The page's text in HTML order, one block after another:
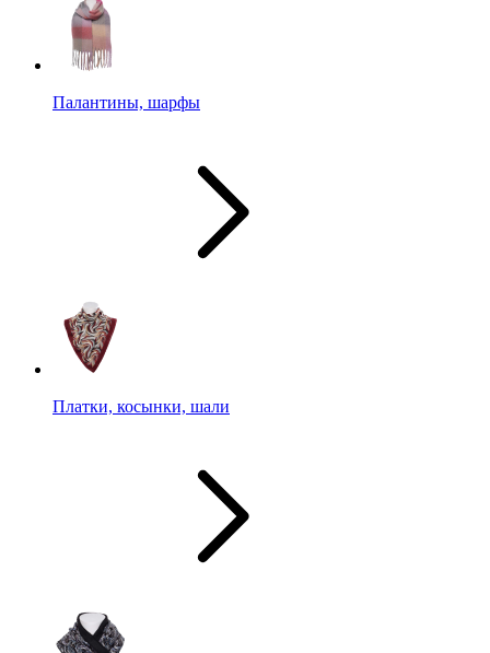
Палантины, шарфы
Платки, косынки, шали